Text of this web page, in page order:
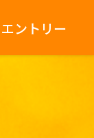
エントリー